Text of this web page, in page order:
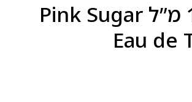
בושם לאשה פינק שוגר אדט 100 מ”ל Pink Sugar
Eau de